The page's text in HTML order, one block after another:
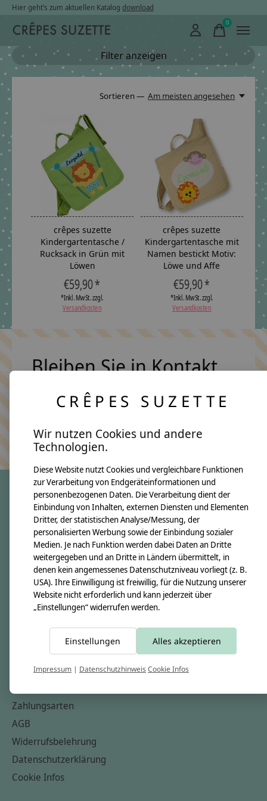
Hier geht’s zum aktuellen Katalog download
0items
Filter anzeigen
Sortieren — Am meisten angesehen
crêpes suzette
Kindergartentasche /
Rucksack in Grün mit
Löwen
€59,90 *
*Inkl. MwSt. zzgl.
Versandkosten
crêpes suzette
Kindergartentasche mit
Namen bestickt Motiv:
Löwe und Affe
€59,90 *
*Inkl. MwSt. zzgl.
Versandkosten
Bleiben Sie in Kontakt
Keine Sorge, wir übertreiben es nicht
crêpes suzette
Über uns
Unsere Creppies
Nähkästchen
Unsere Stoffe
Impressum
Informationen
Kontakt
Zahlungsarten
AGB
Widerrufsbelehrung
Datenschutzerklärung
Cookie Infos
CRÊPES SUZETTE
Wir nutzen Cookies und andere
Technologien.
Diese Website nutzt Cookies und vergleichbare Funktionen
zur Verarbeitung von Endgeräteinformationen und
personenbezogenen Daten. Die Verarbeitung dient der
Einbindung von Inhalten, externen Diensten und Elementen
Dritter, der statistischen Analyse/Messung, der
personalisierten Werbung sowie der Einbindung sozialer
Medien. Je nach Funktion werden dabei Daten an Dritte
weitergegeben und an Dritte in Ländern übermittelt, in
denen kein angemessenes Datenschutzniveau vorliegt (z. B.
USA). Ihre Einwilligung ist freiwillig, für die Nutzung unserer
Website nicht erforderlich und kann jederzeit über
„Einstellungen“ widerrufen werden.
Einstellungen Alles akzeptieren
Impressum | DatenschutzhinweisCookie Infos